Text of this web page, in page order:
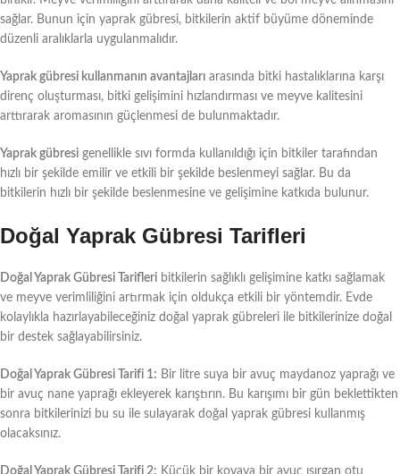
sağlar. Bunun için yaprak gübresi, bitkilerin aktif büyüme döneminde
düzenli aralıklarla uygulanmalıdır.
Yaprak gübresi kullanmanın avantajları arasında bitki hastalıklarına karşı
direnç oluşturması, bitki gelişimini hızlandırması ve meyve kalitesini
arttırarak aromasının güçlenmesi de bulunmaktadır.
Yaprak gübresi genellikle sıvı formda kullanıldığı için bitkiler tarafından
hızlı bir şekilde emilir ve etkili bir şekilde beslenmeyi sağlar. Bu da
bitkilerin hızlı bir şekilde beslenmesine ve gelişimine katkıda bulunur.
Doğal Yaprak Gübresi Tarifleri
Doğal Yaprak Gübresi Tarifleri bitkilerin sağlıklı gelişimine katkı sağlamak
ve meyve verimliliğini artırmak için oldukça etkili bir yöntemdir. Evde
kolaylıkla hazırlayabileceğiniz doğal yaprak gübreleri ile bitkilerinize doğal
bir destek sağlayabilirsiniz.
Doğal Yaprak Gübresi Tarifi 1: Bir litre suya bir avuç maydanoz yaprağı ve
bir avuç nane yaprağı ekleyerek karıştırın. Bu karışımı bir gün beklettikten
sonra bitkilerinizi bu su ile sulayarak doğal yaprak gübresi kullanmış
olacaksınız.
Doğal Yaprak Gübresi Tarifi 2: Küçük bir kovaya bir avuç ısırgan otu